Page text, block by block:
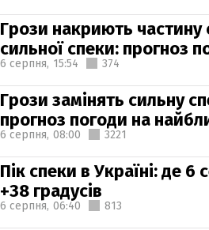
Грози накриють частину
сильної спеки: прогноз
6 серпня, 15:54 374
Грози замінять сильну
прогноз погоди на
6 серпня, 08:00 3221
Пік спеки в Україні: де 6
+38 градусів
6 серпня, 06:40 813